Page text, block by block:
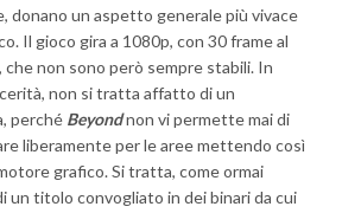
donano un aspetto generale più vivace
Il gioco gira a 1080p, con 30 frame al
che non sono però sempre stabili. In
non si tratta affatto di un
perché Beyondnon vi permette mai di
liberamente per le aree mettendo così
grafico. Si tratta, come ormai
un titolo convogliato in dei binari da cui